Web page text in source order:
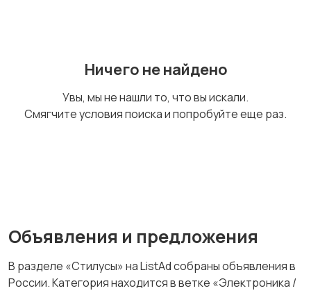
Аксессуары
Ничего не найдено
Увы, мы не нашли то, что вы искали.
Смягчите условия поиска и попробуйте еще раз.
Объявления и предложения
В разделе «Стилусы» на ListAd собраны объявления в
России. Категория находится в ветке «Электроника /